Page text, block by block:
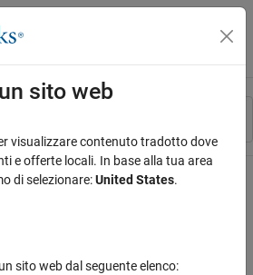
menu di navigazione
sito web
visualizzare contenuto tradotto dove
e offerte locali. In base alla tua area
di selezionare:United States.
sito web dal seguente elenco: